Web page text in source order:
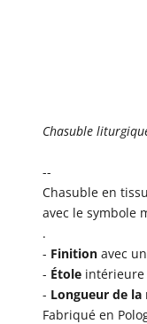
Chasuble
--
Chasuble en
avec le symbole
.
- Finition avec un
- Étole intérieure
- Longueur de la
Fabriqué en